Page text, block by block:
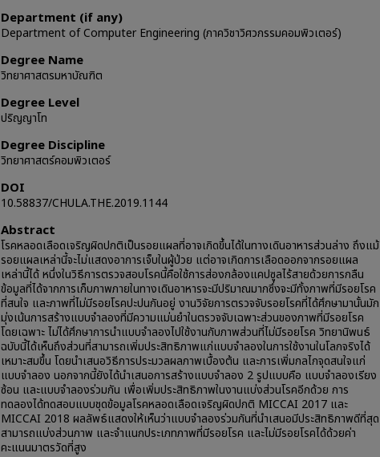
Department (if any)
Department of Computer Engineering (ภาควิชาวิศวกรรมคอมพิวเตอร์)
Degree Name
วิทยาศาสตรมหาบัณฑิต
Degree Level
ปริญญาโท
Degree Discipline
วิทยาศาสตร์คอมพิวเตอร์
DOI
10.58837/CHULA.THE.2019.1144
Abstract
โรคหลอดเลือดเจริญผิดปกติเป็นรอยแผลที่อาจเกิดขึ้นได้ในทางเดินอาหารส่วนล่าง ถึงแม้
รอยแผลเหล่านี้จะไม่แสดงอาการเจ็บในผู้ป่วย แต่อาจเกิดการเลือดออกจากรอยแผล
เหล่านี้ได้ หนึ่งในวิธีการตรวจสอบโรคนี้คือใช้การส่องกล้องแคปซูลไร้สายด้วยการกลืน
ข้อมูลที่ได้จากการเก็บภาพภายในทางเดินอาหารจะมีปริมาณมากซึ่งจะมีทั้งภาพที่มีรอยโรค
ที่สนใจ และภาพที่ไม่มีรอยโรคปะปนกันอยู่ งานวิจัยการตรวจจับรอยโรคที่ได้ศึกษามานั้นมัก
มุ่งเน้นการสร้างแบบจำลองที่มีความแม่นยำในตรวจจับเฉพาะส่วนของภาพที่มีรอยโรค
โดยเฉพาะ ไม่ได้ศึกษาการนำแบบจำลองไปใช้งานกับภาพส่วนที่ไม่มีรอยโรค วิทยานิพนธ์
ฉบับนี้ได้เห็นถึงส่วนที่สามารถเพิ่มประสิทธิภาพแก่แบบจำลองในการใช้งานในโลกจริงได้
เหมาะสมขึ้น โดยนำเสนอวิธีการประมวลผลภาพเบื้องต้น และการเพิ่มกลไกจุดสนใจแก่
แบบจำลอง นอกจากนี้ยังได้นำเสนอการสร้างแบบจำลอง 2 รูปแบบคือ แบบจำลองเรียง
ซ้อน และแบบจำลองร่วมกัน เพื่อเพิ่มประสิทธิภาพในงานแบ่งส่วนโรคอีกด้วย การ
ทดลองได้ทดสอบแบบชุดข้อมูลโรคหลอดเลือดเจริญผิดปกติ MICCAI 2017 และ
MICCAI 2018 ผลลัพธ์แสดงให้เห็นว่าแบบจำลองร่วมกันที่นำเสนอมีประสิทธิภาพดีที่สุด
สามารถแบ่งส่วนภาพ และจำแนกประเภทภาพที่มีรอยโรค และไม่มีรอยโรคได้ด้วยค่า
คะแนนมาตรวัดที่สูง